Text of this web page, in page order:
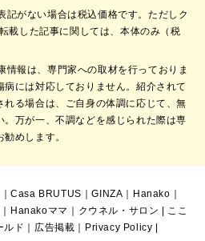
記がない場合は税込価格です。ただしク
載した記事に関しては、本体のみ（税
情報は、専門家への取材を行っておりま
には対応しておりません。紹介されて
れる場合は、ご自身の体調に応じて、無
万が一、不調などを感じられた際は専
めします。
｜Casa BRUTUS ｜GINZA Hanako
Hanakoママ クウネル・サロン
ここ
ルド 広告掲載 Privacy Policy